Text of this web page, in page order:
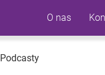
O nas
Podcasty